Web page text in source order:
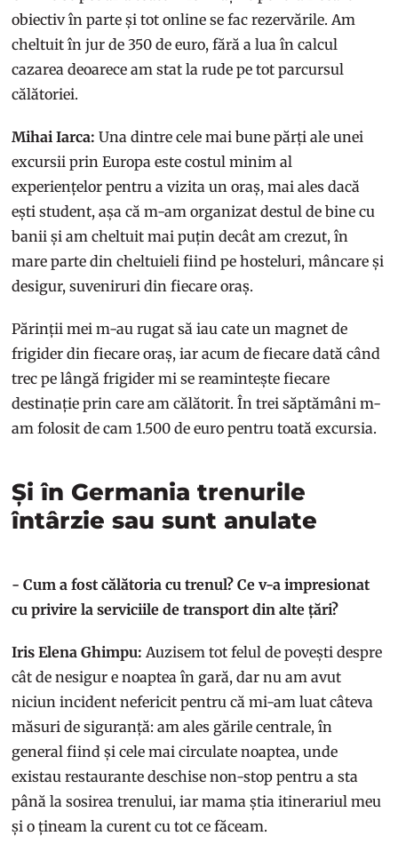
obiectiv în parte și tot online se fac rezervările. Am
cheltuit în jur de 350 de euro, fără a lua în calcul
cazarea deoarece am stat la rude pe tot parcursul
călătoriei.
Mihai Iarca: Una dintre cele mai bune părți ale unei
excursii prin Europa este costul minim al
experiențelor pentru a vizita un oraș, mai ales dacă
ești student, așa că m-am organizat destul de bine cu
banii și am cheltuit mai puțin decât am crezut, în
mare parte din cheltuieli fiind pe hosteluri, mâncare și
desigur, suveniruri din fiecare oraș.
Părinții mei m-au rugat să iau cate un magnet de
frigider din fiecare oraș, iar acum de fiecare dată când
trec pe lângă frigider mi se reamintește fiecare
destinație prin care am călătorit. În trei săptămâni m-
am folosit de cam 1.500 de euro pentru toată excursia.
Și în Germania trenurile
întârzie sau sunt anulate
- Cum a fost călătoria cu trenul? Ce v-a impresionat
cu privire la serviciile de transport din alte țări?
Iris Elena Ghimpu: Auzisem tot felul de povești despre
cât de nesigur e noaptea în gară, dar nu am avut
niciun incident nefericit pentru că mi-am luat câteva
măsuri de siguranță: am ales gările centrale, în
general fiind și cele mai circulate noaptea, unde
existau restaurante deschise non-stop pentru a sta
până la sosirea trenului, iar mama știa itinerariul meu
și o țineam la curent cu tot ce făceam.